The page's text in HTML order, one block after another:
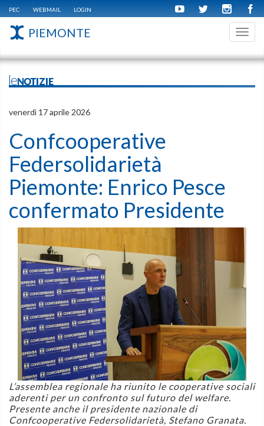
PEC WEBMAIL LOGIN
PIEMONTE
leNOTIZIE
venerdì 17 aprile 2026
Confcooperative
Federsolidarietà
Piemonte: Enrico Pesce
confermato Presidente
L’assemblea regionale ha riunito le cooperative sociali
aderenti per un confronto sul futuro del welfare.
Presente anche il presidente nazionale di
Confcooperative Federsolidarietà, Stefano Granata.